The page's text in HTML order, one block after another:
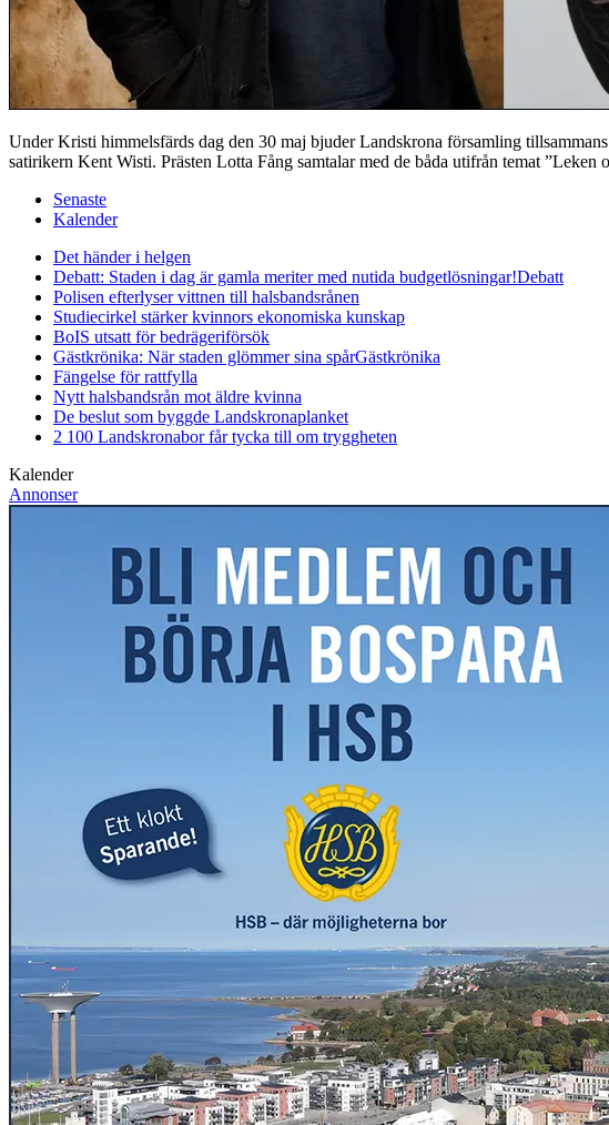
Under Kristi himmelsfärds dag den 30 maj bjuder Landskrona församling
satirikern Kent Wisti. Prästen Lotta Fång samtalar med de båda utifrån temat
Senaste
Kalender
Det händer i helgen
Debatt: Staden i dag är gamla meriter med nutida budgetlösningar!Debatt
Polisen efterlyser vittnen till halsbandsrånen
Studiecirkel stärker kvinnors ekonomiska kunskap
BoIS utsatt för bedrägeriförsök
Gästkrönika: När staden glömmer sina spårGästkrönika
Fängelse för rattfylla
Nytt halsbandsrån mot äldre kvinna
De beslut som byggde Landskronaplanket
2 100 Landskronabor får tycka till om tryggheten
Kalender
Annonser